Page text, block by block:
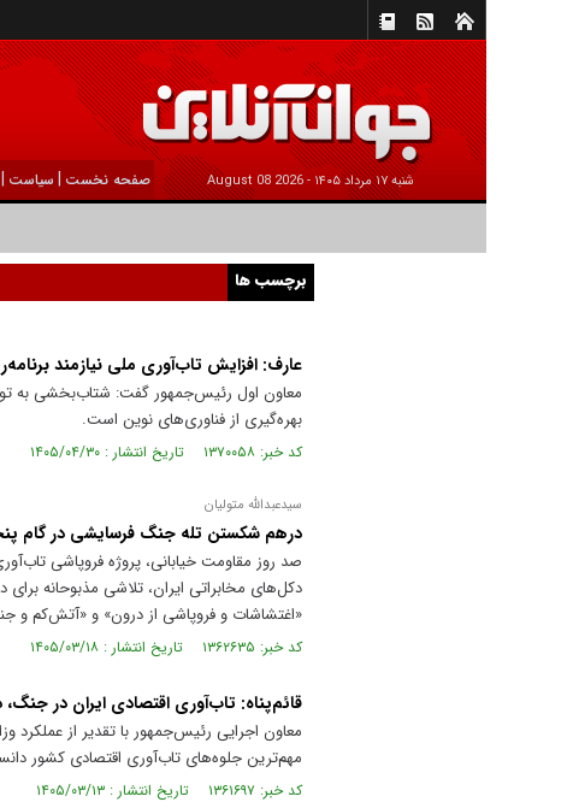
شنبه ۱۷ مرداد ۱۴۰۵ - 2026 August 08 صفحه نخست | سیاست |
برچسب ها
عارف: افزایش تاب‌آوری ملی نیازمند
معاون اول رئیس‌جمهور گفت: شتاب‌بخشی به
بهره‌گیری از فناوری‌های نوین است.
کد خبر: ۱۳۷۰۰۵۸ تاریخ انتشار : ۱۴۰۵/۰۴/۳۰
سیدعبدالله متولیان
درهم شکستن تله جنگ فرسایشی در گام
دکل‌های مخابراتی ایران، تلاشی مذبوحانه
«اغتشاشات و فروپاشی از درون» و «آتش‌کم و
کد خبر: ۱۳۶۲۶۳۵ تاریخ انتشار : ۱۴۰۵/۰۳/۱۸
قائم‌پناه: تاب‌آوری اقتصادی ایران در
معاون اجرایی رئیس‌جمهور با تقدیر از عملکرد
مهم‌ترین جلوه‌های تاب‌آوری اقتصادی کشور
کد خبر: ۱۳۶۱۶۹۷ تاریخ انتشار : ۱۴۰۵/۰۳/۱۳